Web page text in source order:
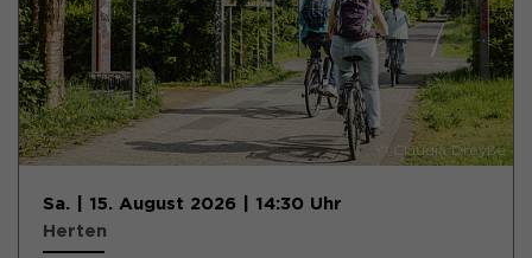
© Claudia Dreyße
Sa. | 15. August 2026 | 14:30 Uhr
Herten